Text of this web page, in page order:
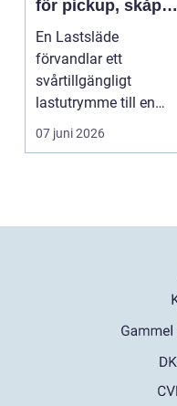
för pickup, skåpbil
och personbil
En Lastsläde
förvandlar ett
svårtillgängligt
lastutrymme till en
lättjobbad yta. Genom
att dra ut la...
07 juni 2026